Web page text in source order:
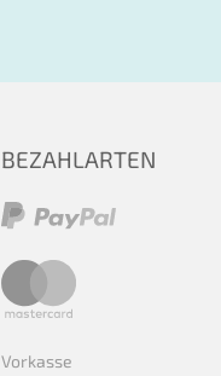
BEZAHLARTEN
Vorkasse